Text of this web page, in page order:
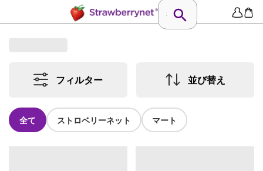
フィルター 並び替え
全て ストロベリーネット マート